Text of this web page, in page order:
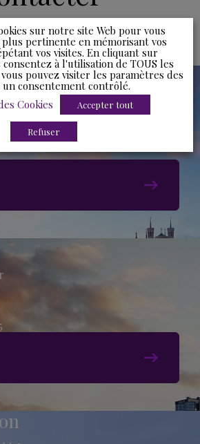
sur notre site Web pour vous
pertinente en mémorisant vos
vos visites. En cliquant sur
à l'utilisation de TOUS les
pouvez visiter les paramètres des
consentement contrôlé.
Cookies
Accepter tout
Refuser